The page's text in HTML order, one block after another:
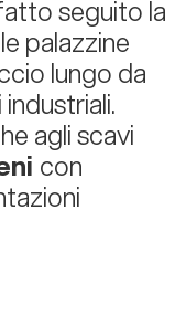
seguito la
palazzine
lungo da
agli scavi
con